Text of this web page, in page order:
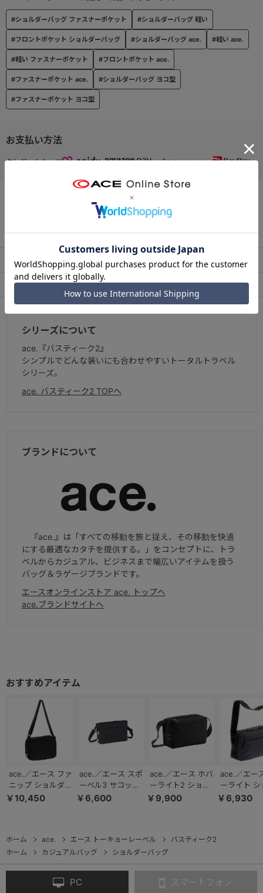
お支払い方法
クレジットカード
この商品について問い合わせる
出荷・配送について 返品・交換について
アフターサービス お買い物ガイド
#ショルダーバッグ ファスナーポケット #ショルダーバッグ 軽い
#フロントポケット ショルダーバッグ #ショルダーバッグ ace. #軽い ace.
#軽い ファスナーポケット #フロントポケット ace.
#ファスナーポケット ace. #ショルダーバッグ ヨコ型
#ファスナーポケット ヨコ型
シリーズについて
ace.『バスティーク2』
シンプルでどんな装いにも合わせやすいトータルトラベル
シリーズ。
ace. バスティーク2 TOPへ
ブランドについて
『ace.』は「すべての移動を旅と捉え、その移動を快適
にする最適なカタチを提供する。」をコンセプトに、トラ
ベルからカジュアル、ビジネスまで幅広いアイテムを扱う
バッグ＆ラゲージブランドです。
エースオンラインストア ace. トップへ
ace.ブランドサイトへ
ace.／エース ファ
ニップ ショルダー
バッグ ヨコ型
￥10,450
ace.／エース スポ
ーベル3 サコッシ
ュ 撥水 17811
￥6,600
ace.／エース ホバ
ーライト2 ショル
ダーバッグ 小寸
￥9,900
ace.／エー
ーライト シ
ーバッグ 小
￥6,930
ホーム ace. エース トーキョーレーベル
バスティーク2
ホーム
カジュアルバッグ ショルダーバッグ
PC スマートフォン